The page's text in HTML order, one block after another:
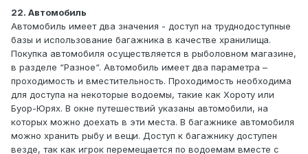
22. Автомобиль
Автомобиль имеет два значения - доступ на труднодоступные
базы и использование багажника в качестве хранилища.
Покупка автомобиля осуществляется в рыболовном магазине,
в разделе “Разное“. Автомобиль имеет два параметра –
проходимость и вместительность. Проходимость необходима
для доступа на некоторые водоемы, такие как Хороту или
Буор-Юрях. В окне путешествий указаны автомобили, на
которых можно доехать в эти места. В багажнике автомобиля
можно хранить рыбу и вещи. Доступ к багажнику доступен
везде, так как игрок перемещается по водоемам вместе с